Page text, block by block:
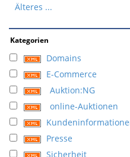
Älteres ...
Kategorien
Domains
E-Commerce
Auktion:NG
online-Auktionen
Presse
Sicherheit